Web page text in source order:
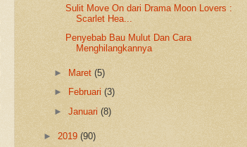
Sulit Move On dari Drama Moon Lovers :
Scarlet Hea...
Penyebab Bau Mulut Dan Cara
Menghilangkannya
► Maret(5)
►
Februari(3)
►Januari(8)
► 2019 (90)